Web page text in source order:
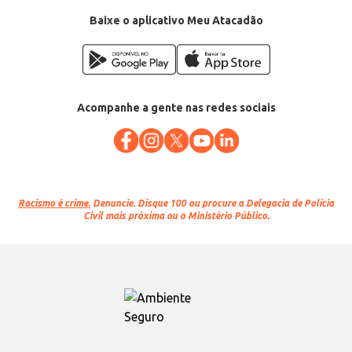
Baixe o aplicativo Meu Atacadão
Acompanhe a gente nas redes sociais
Racismo é crime. Denuncie. Disque 100 ou procure a Delegacia de Polícia
Civil mais próxima ou o Ministério Público.